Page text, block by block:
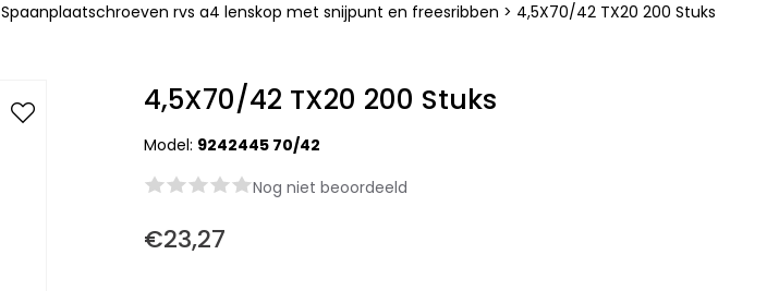
Spaanplaatschroeven rvs a4 lenskop met snijpunt en freesribben > 4,5X70/42 TX20 200 Stuks
4,5X70/42 TX20 200 Stuks
Model: 9242445 70/42
Nog niet beoordeeld
€23,27